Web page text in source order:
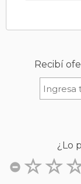
Recibí
¿Lo